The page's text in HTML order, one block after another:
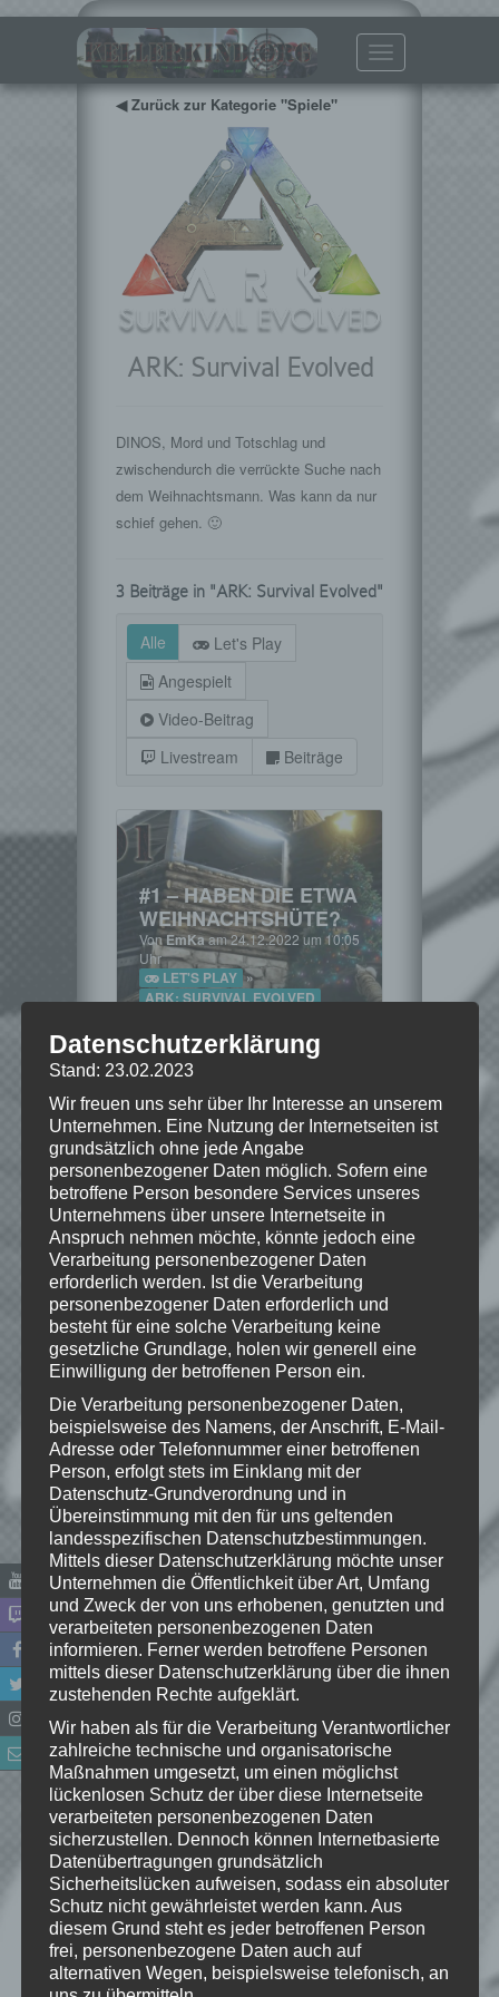
Toggle
navigation
◀ Zurück zur Kategorie "Spiele"
ARK: Survival Evolved
DINOS, Mord und Totschlag und
zwischendurch die verrückte Suche nach
dem Weihnachtsmann. Was kann da nur
schief gehen. 🙂
3 Beiträge in "ARK: Survival Evolved"
Alle
Let's Play
Angespielt
Video-Beitrag
Livestream
Beiträge
#1 – HABEN DIE ETWA
WEIHNACHTSHÜTE?
VonEmKaam 24.12.2022 um 10:05
Uhr
LET'S PLAY »
ARK: SURVIVAL EVOLVED
#2 – BLUTIGE
EXPEDITION
VonEmKaam 25.12.2022 um 10:05
Uhr
LET'S PLAY »
ARK: SURVIVAL EVOLVED
Weiterlesen
#3 – REXTASTISCHE
WEIHNACHTEN
VonEmKaam 26.12.2022 um 10:05
Uhr
LET'S PLAY »
ARK: SURVIVAL EVOLVED
Weiterlesen
Spiel-Details zu:
ARK: Survival Evolved
Spieltitel:
ARK: Survival Evolved
Entwickler:
Studio Wildcard, Abstraction, Virtual
Basement, Instinct Games, Efecto Studios,
Instinct Games S.A.E.
Publisher:
Studio Wildcard
Genre:
Datenschutzerklärung
Stand: 23.02.2023
Wir freuen uns sehr über Ihr Interesse an unserem
Unternehmen. Eine Nutzung der Internetseiten ist
grundsätzlich ohne jede Angabe
personenbezogener Daten möglich. Sofern eine
betroffene Person besondere Services unseres
Unternehmens über unsere Internetseite in
Anspruch nehmen möchte, könnte jedoch eine
Verarbeitung personenbezogener Daten
erforderlich werden. Ist die Verarbeitung
personenbezogener Daten erforderlich und
besteht für eine solche Verarbeitung keine
gesetzliche Grundlage, holen wir generell eine
Einwilligung der betroffenen Person ein.
Die Verarbeitung personenbezogener Daten,
beispielsweise des Namens, der Anschrift, E-Mail-
Adresse oder Telefonnummer einer betroffenen
Person, erfolgt stets im Einklang mit der
Datenschutz-Grundverordnung und in
Übereinstimmung mit den für uns geltenden
landesspezifischen Datenschutzbestimmungen.
Mittels dieser Datenschutzerklärung möchte unser
Unternehmen die Öffentlichkeit über Art, Umfang
und Zweck der von uns erhobenen, genutzten und
verarbeiteten personenbezogenen Daten
informieren. Ferner werden betroffene Personen
mittels dieser Datenschutzerklärung über die ihnen
zustehenden Rechte aufgeklärt.
Wir haben als für die Verarbeitung Verantwortlicher
zahlreiche technische und organisatorische
Maßnahmen umgesetzt, um einen möglichst
lückenlosen Schutz der über diese Internetseite
verarbeiteten personenbezogenen Daten
sicherzustellen. Dennoch können Internetbasierte
Datenübertragungen grundsätzlich
Sicherheitslücken aufweisen, sodass ein absoluter
Schutz nicht gewährleistet werden kann. Aus
diesem Grund steht es jeder betroffenen Person
frei, personenbezogene Daten auch auf
alternativen Wegen, beispielsweise telefonisch, an